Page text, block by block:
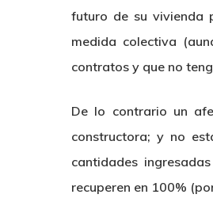
futuro de su vivienda
medida colectiva
contratos y que no
De lo contrario un
constructora; y no
cantidades
recuperen en 100%